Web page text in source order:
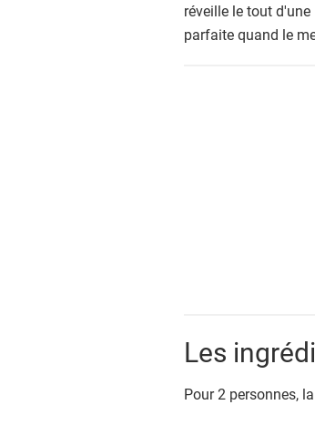
réveille le tout
parfaite quand le
Les
Pour 2 personnes,